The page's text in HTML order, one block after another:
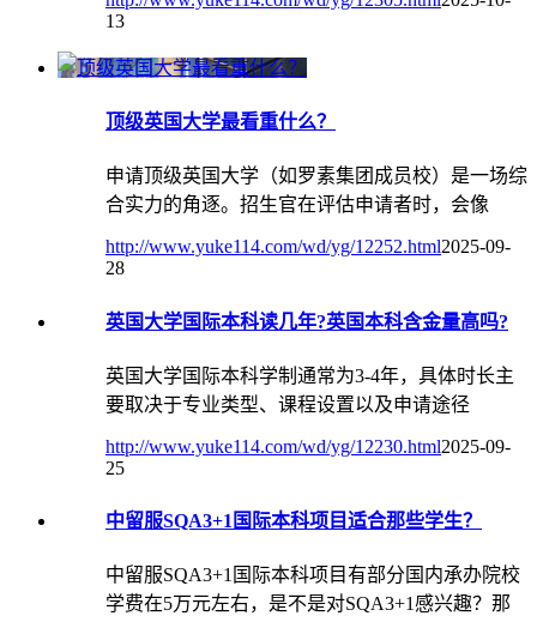
13
顶级英国大学最看重什么？
申请顶级英国大学（如罗素集团成员校）是一场综
合实力的角逐。招生官在评估申请者时，会像
http://www.yuke114.com/wd/yg/12252.html2025-09-
28
英国大学国际本科读几年?英国本科含金量高吗?
英国大学国际本科学制通常为3-4年，具体时长主
要取决于专业类型、课程设置以及申请途径
http://www.yuke114.com/wd/yg/12230.html2025-09-
25
中留服SQA3+1国际本科项目适合那些学生‌？
中留服SQA3+1国际本科项目有部分国内承办院校
学费在5万元左右，是不是对SQA3+1感兴趣？那